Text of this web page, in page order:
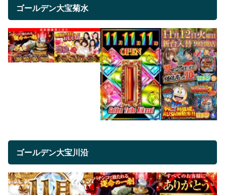
ゴールデン大宝菊水
ゴールデン大宝川沿